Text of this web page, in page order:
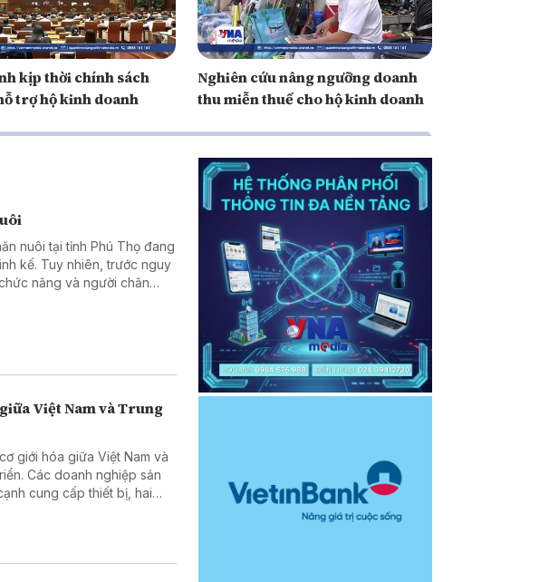
kịp thời chính sách
trợ hộ kinh doanh
Nghiên cứu nâng ngưỡng doanh
thu miễn thuế cho hộ kinh doanh
nuôi tại tỉnh Phú Thọ đang
kế. Tuy nhiên, trước nguy
năng và người chăn
Việt Nam và Trung
giới hóa giữa Việt Nam và
Các doanh nghiệp sản
cung cấp thiết bị, hai